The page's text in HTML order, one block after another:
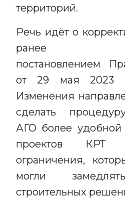
территорий.
Речь идёт о
ранее
постановлением
от 29 мая
Изменения
сделать
АГО более удобной
проектов КРТ
ограничения,
могли
строительных